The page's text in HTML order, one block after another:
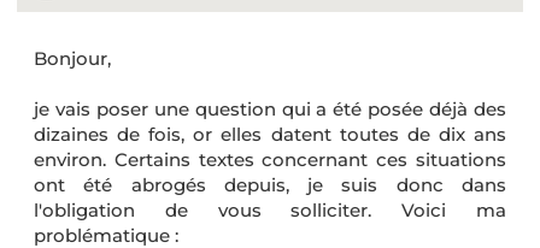
Bonjour,
je vais poser une question qui a été posée déjà des
dizaines de fois, or elles datent toutes de dix ans
environ. Certains textes concernant ces situations
ont été abrogés depuis, je suis donc dans
l'obligation de vous solliciter. Voici ma
problématique :